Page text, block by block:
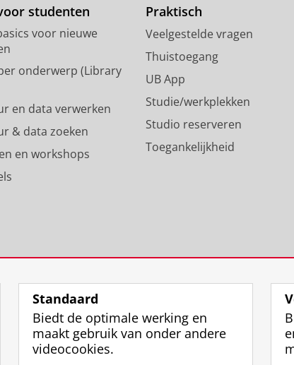
d
n
p
o
f
i
e
l
n
v
r
s
g
r
a
m
c
c
o
u
s
n
v
e
studenten
voor nieuwe
onderwerp (Library
en data verwerken
& data zoeken
en workshops
Praktisch
Veelgestelde vragen
Thuistoegang
UB App
Studie/werkplekken
Studio reserveren
Toegankelijkheid
Standaard
Biedt de optimale werking en
maakt gebruik van onder andere
videocookies.